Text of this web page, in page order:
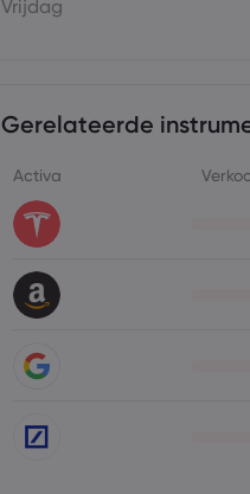
Vrijdag
Gerelateerde
Activa